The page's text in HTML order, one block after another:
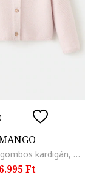
Raglánujjú, gombos kardigán, Pasztellrózsaszín
6.995 Ft